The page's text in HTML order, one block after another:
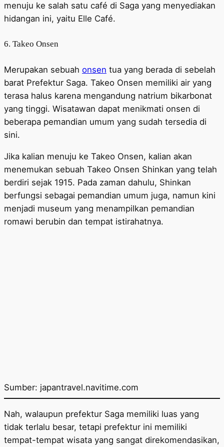
menuju ke salah satu café di Saga yang menyediakan
hidangan ini, yaitu Elle Café.
6. Takeo Onsen
Merupakan sebuah onsen tua yang berada di sebelah
barat Prefektur Saga. Takeo Onsen memiliki air yang
terasa halus karena mengandung natrium bikarbonat
yang tinggi. Wisatawan dapat menikmati onsen di
beberapa pemandian umum yang sudah tersedia di
sini.
Jika kalian menuju ke Takeo Onsen, kalian akan
menemukan sebuah Takeo Onsen Shinkan yang telah
berdiri sejak 1915. Pada zaman dahulu, Shinkan
berfungsi sebagai pemandian umum juga, namun kini
menjadi museum yang menampilkan pemandian
romawi berubin dan tempat istirahatnya.
Sumber: japantravel.navitime.com
Nah, walaupun prefektur Saga memiliki luas yang
tidak terlalu besar, tetapi prefektur ini memiliki
tempat-tempat wisata yang sangat direkomendasikan,